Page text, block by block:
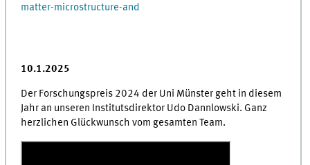
matter-microstructure-and
10.1.2025
Der Forschungspreis 2024 der Uni Münster geht in diesem
Jahr an unseren Institutsdirektor Udo Dannlowski. Ganz
herzlichen Glückwunsch vom gesamten Team.